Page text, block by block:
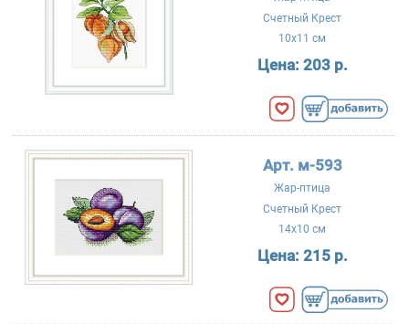
Счетный Крест
10x11 см
Цена: 203 р.
Арт. м-593
Жар-птица
Счетный Крест
14x10 см
Цена: 215 р.